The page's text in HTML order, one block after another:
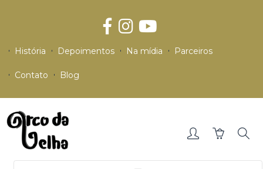
História Depoimentos Na mídia Parceiros
Contato Blog